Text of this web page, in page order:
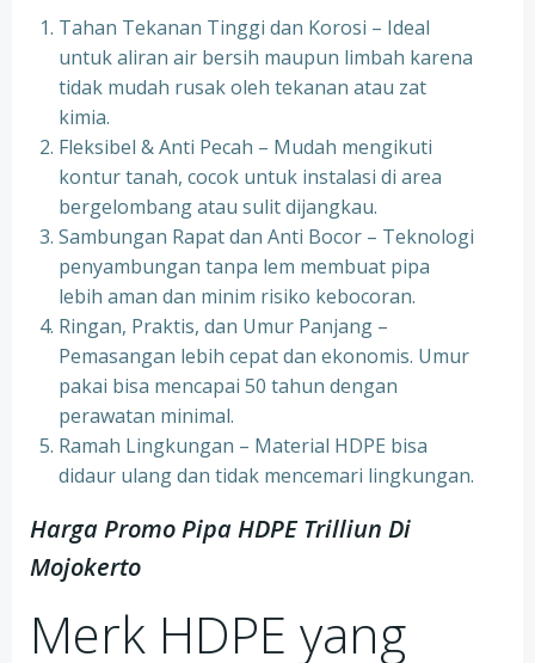
Tahan Tekanan Tinggi dan Korosi – Ideal
untuk aliran air bersih maupun limbah karena
tidak mudah rusak oleh tekanan atau zat
kimia.
Fleksibel & Anti Pecah – Mudah mengikuti
kontur tanah, cocok untuk instalasi di area
bergelombang atau sulit dijangkau.
Sambungan Rapat dan Anti Bocor – Teknologi
penyambungan tanpa lem membuat pipa
lebih aman dan minim risiko kebocoran.
Ringan, Praktis, dan Umur Panjang –
Pemasangan lebih cepat dan ekonomis. Umur
pakai bisa mencapai 50 tahun dengan
perawatan minimal.
Ramah Lingkungan – Material HDPE bisa
didaur ulang dan tidak mencemari lingkungan.
Harga Promo Pipa HDPE Trilliun Di
Mojokerto
Merk HDPE yang